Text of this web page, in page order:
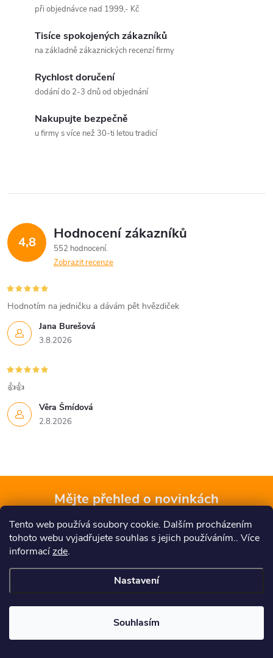
Tento web používá soubory cookie. Dalším procházením
tohoto webu vyjadřujete souhlas s jejich používáním.. Více
informacízde.
Nastavení
Souhlasím
při objednávce nad 1999,- Kč
Tisíce spokojených zákazníků
na základně zákaznických recenzí firmy
Rychlost doručení
dodání do 2-3 dnů od objednání
Nakupujte bezpečně
u firmy s více než 30-ti letou tradicí
4,8 Hodnocení zákazníků
552 hodnocení
Zobrazit recenze
Jana Burešová
3.8.2026
Hodnotím na jedničku a dávám pět hvězdiček
Věra Šmídová
2.8.2026
👍👍
Z
á
p
a
Mějte přehled o novinkách
E-mail
Vložením e-mailu souhlasíte spodmínkami ochrany osobních údajů